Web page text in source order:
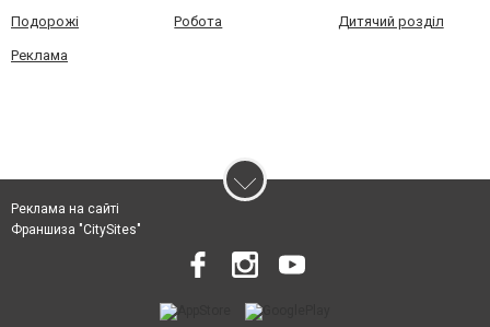
Подорожі Робота Дитячий розділ
Реклама
Реклама на сайті
Франшиза "CitySites"